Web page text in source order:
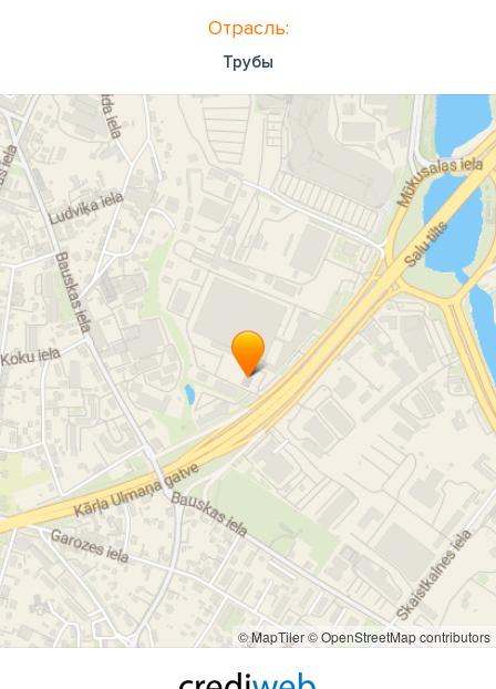
Отрасль:
Трубы
© MapTiler© OpenStreetMap contributors